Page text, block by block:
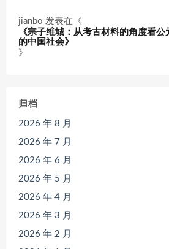
jianbo 发表在《
《宗子维城：从考古材料的角度看
的中国社会》
》
归档
2026 年 8 月
2026 年 7 月
2026 年 6 月
2026 年 5 月
2026 年 4 月
2026 年 3 月
2026 年 2 月